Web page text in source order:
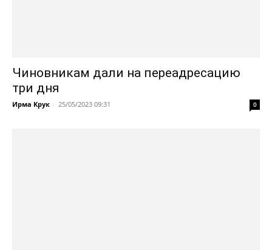
Чиновникам дали на переадресацию
три дня
Ирма Крук - 25/05/2023 09:31 0